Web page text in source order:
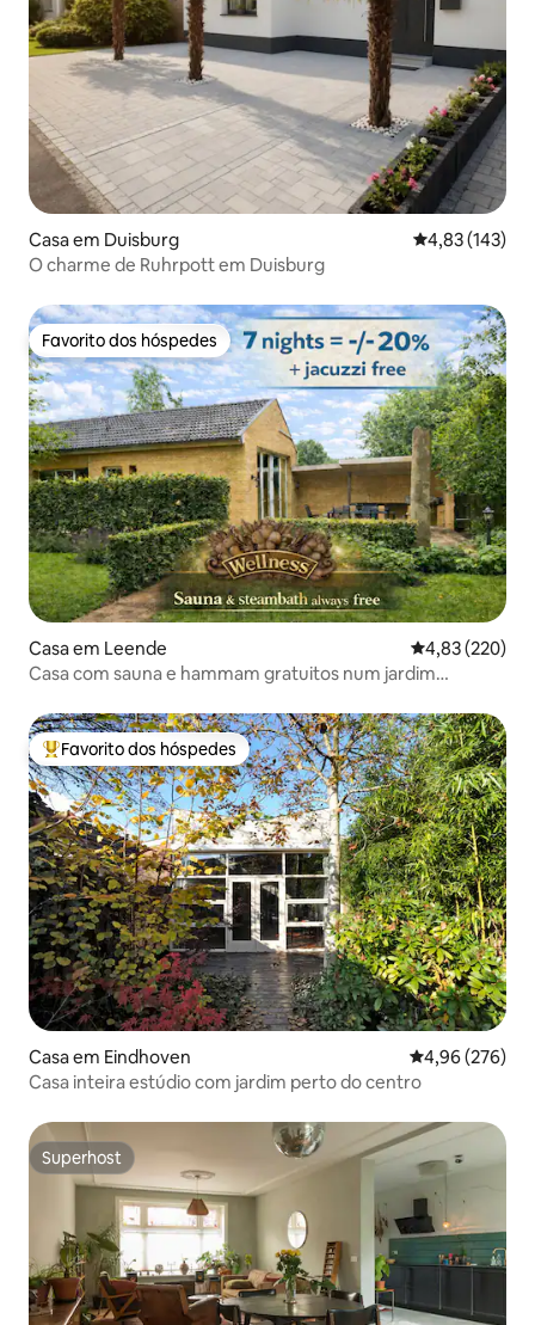
Casa em Duisburg Classificação
4,83 (143)
O charme de Ruhrpott em Duisburg
Favorito dos hóspedes
Favorito dos hóspedes
Casa em Leende Classificação
4,83 (220)
Casa com sauna e hammam gratuitos num jardim
Favoritos dos hóspedes mais apreciados
Favorito dos hóspedes
Casa em Eindhoven Classificação
4,96 (276)
Casa inteira estúdio com jardim perto do centro
Superhost
Superhost